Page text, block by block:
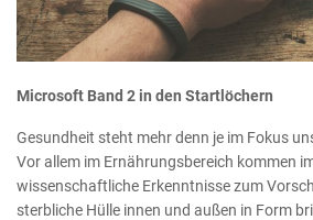
Microsoft Band 2 in den Startlöchern
Gesundheit steht mehr denn je im Fokus
Vor allem im Ernährungsbereich kommen
wissenschaftliche Erkenntnisse zum
sterbliche Hülle innen und außen in Form